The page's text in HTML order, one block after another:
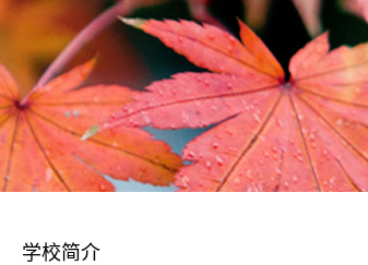
学校简介